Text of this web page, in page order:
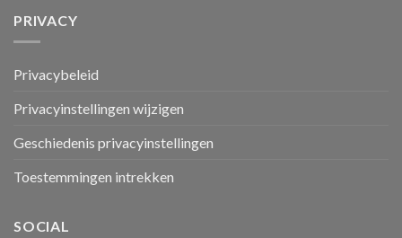
PRIVACY
Privacybeleid
Privacyinstellingen wijzigen
Geschiedenis privacyinstellingen
Toestemmingen intrekken
SOCIAL